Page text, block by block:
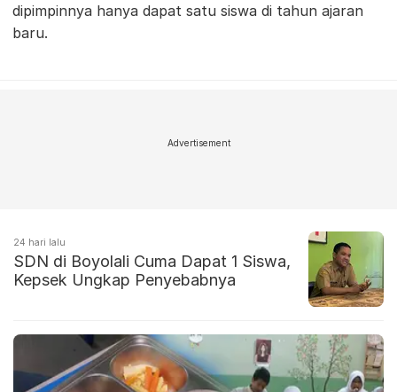
dipimpinnya hanya dapat satu siswa di tahun ajaran
baru.
Advertisement
24 hari lalu
SDN di Boyolali Cuma Dapat 1 Siswa,
Kepsek Ungkap Penyebabnya